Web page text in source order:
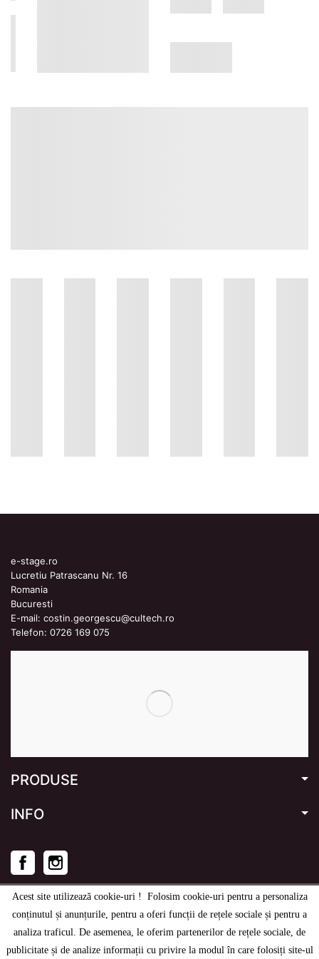
Acest site utilizează cookie-uri ! Folosim cookie-uri pentru a personaliza
conținutul și anunțurile, pentru a oferi funcții de rețele sociale și pentru a
analiza traficul. De asemenea, le oferim partenerilor de rețele sociale, de
publicitate și de analize informații cu privire la modul în care folosiți site-ul
e-stage.ro
Lucretiu Patrascanu Nr. 16
Romania
Bucuresti
E-mail: costin.georgescu@cultech.ro
Telefon: 0726 169 075
PRODUSE
INFO
Facebook
© 2020 -2026e-stage.ro- Toate drepturile rezervate.